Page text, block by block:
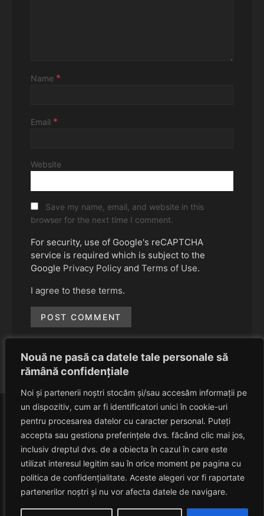
Nouă ne pasă ca datele tale personale să
rămână confidențiale
Noi și partenerii noștri stocăm și/sau accesăm informații pe
un dispozitiv, cum ar fi identificatori unici în cookie-uri
pentru procesarea datelor cu caracter personal. Puteți
accepta sau gestiona preferințele dvs. făcând clic mai jos,
inclusiv dreptul dvs. de a obiecta în cazul în care este
utilizat interesul legitim sau în orice moment pe pagina cu
politica de confidențialitate. Aceste alegeri vor fi raportate
partenerilor noștri și nu vor afecta datele de navigare.
Name *
Email *
Website
Save my name, email, and website in this
browser for the next time I comment.
For security, use of Google's reCAPTCHA
service is required which is subject to the
Google Privacy Policy and Terms of Use.
I agree to these terms.
HAVANACAFE